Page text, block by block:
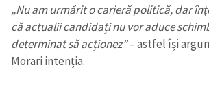
„Nu am urmărit o carieră politică, dar
că actualii candidați nu vor aduce
determinat să acționez”– astfel își
Morari intenția.